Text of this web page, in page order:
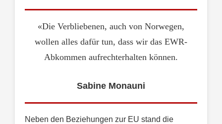
«Die Verbliebenen, auch von Norwegen,
wollen alles dafür tun, dass wir das EWR-
Abkommen aufrechterhalten können.
Sabine Monauni
Neben den Beziehungen zur EU stand die